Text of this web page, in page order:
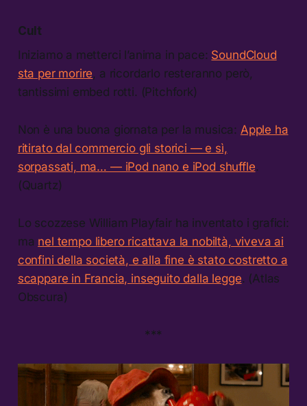
Cult
Iniziamo a metterci l’anima in pace: SoundCloud
sta per morire , a ricordarlo resteranno però,
tantissimi embed rotti. (Pitchfork)
Non è una buona giornata per la musica: Apple ha
ritirato dal commercio gli storici — e sì,
sorpassati, ma… — iPod nano e iPod shuffle.
(Quartz)
Lo scozzese William Playfair ha inventato i grafici:
ma nel tempo libero ricattava la nobiltà, viveva ai
confini della società, e alla fine è stato costretto a
scappare in Francia, inseguito dalla legge. (Atlas
Obscura)
***